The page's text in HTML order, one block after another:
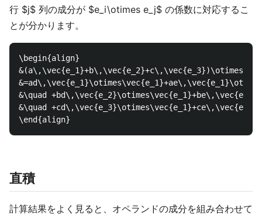
行 $j$ 列の成分が $e_i\otimes e_j$ の係数に対応するこ
とが分かります。
\begin{align}
&\quad
&\quad
直積
計算結果をよく見ると、オペランドの成分を組み合わせて